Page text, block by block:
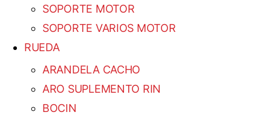
SOPORTE MOTOR
SOPORTE VARIOS MOTOR
RUEDA
ARANDELA CACHO
ARO SUPLEMENTO RIN
BOCIN